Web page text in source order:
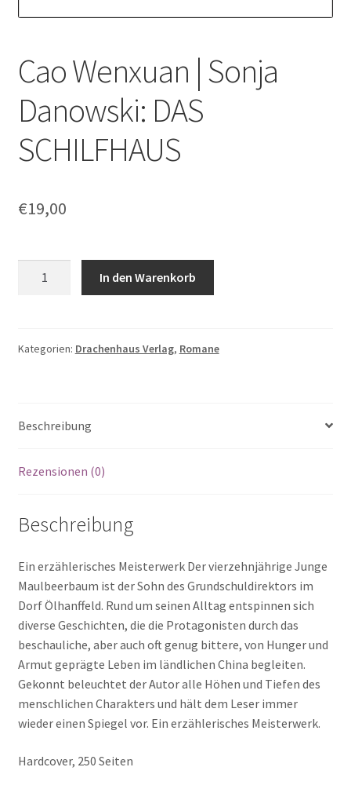
Cao Wenxuan | Sonja
Danowski: DAS
SCHILFHAUS
€19,00
Danowski:
In den Warenkorb
Kategorien: Drachenhaus Verlag, Romane
Beschreibung
Rezensionen (0)
Beschreibung
Ein erzählerisches Meisterwerk Der vierzehnjährige Junge
Maulbeerbaum ist der Sohn des Grundschuldirektors im
Dorf Ölhanffeld. Rund um seinen Alltag entspinnen sich
diverse Geschichten, die die Protagonisten durch das
beschauliche, aber auch oft genug bittere, von Hunger und
Armut geprägte Leben im ländlichen China begleiten.
Gekonnt beleuchtet der Autor alle Höhen und Tiefen des
menschlichen Charakters und hält dem Leser immer
wieder einen Spiegel vor. Ein erzählerisches Meisterwerk.
Hardcover, 250 Seiten